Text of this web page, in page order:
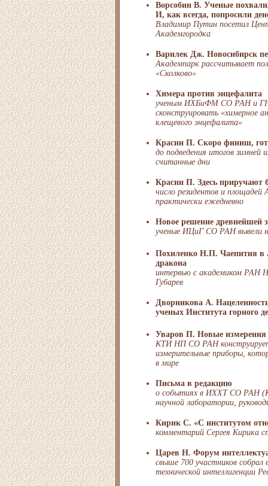
Ворсобин В. Ученые
И, как всегда, попросили
Владимир Путин посетил
Академгородка
Варилек Дж. Новосибирск
Академпарк рассчитывает
«Сколково»
Химера против энцефалита
ученым ИХБиФМ СО РАН и
сконструировать «химерное
клещевого энцефалита»
Красин П. Скоро финиш,
до подведения итогов зимней
считанные дни
Красин П. Здесь приручают
число резидентов и
практически ежедневно
Новое решение древнейшей
ученые ИЦиГ СО РАН вывели
Похиленко Н.П. Чаепития в
дракона
интервью с академиком РАН
Губарев
Дворникова А.
ученых Института
Уваров П. Новые измерения
КТИ НП СО РАН конструирует
измерительные приборы,
в мире
Письма в редакцию
о событиях в ИХХТ СО РАН
научной лаборатории,
Кирик С. «С институтом
комментарий Сергея Кирика
Царев Н. Форум
свыше 700 участников
технической интеллигенции